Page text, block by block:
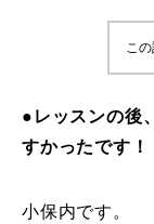
鷲ヶ岳＆高鷲スノ
宮城山形
こ
●レッスンの後
すかったです！
小保内です。